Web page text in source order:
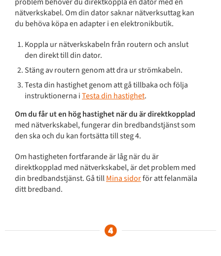
problem behöver du direktkoppla en dator med en
nätverkskabel. Om din dator saknar nätverksuttag kan
du behöva köpa en adapter i en elektronikbutik.
Koppla ur nätverkskabeln från routern och anslut
den direkt till din dator.
Stäng av routern genom att dra ur strömkabeln.
Testa din hastighet genom att gå tillbaka och följa
instruktionerna iTesta din hastighet.
Om du får ut en hög hastighet när du är direktkopplad
med nätverkskabel, fungerar din bredbandstjänst som
den ska och du kan fortsätta till steg 4.
Om hastigheten fortfarande är låg när du är
direktkopplad med nätverkskabel, är det problem med
din bredbandstjänst. Gå tillMina sidorför att felanmäla
ditt bredband.